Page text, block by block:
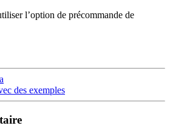
l’option de précommande de
des exemples